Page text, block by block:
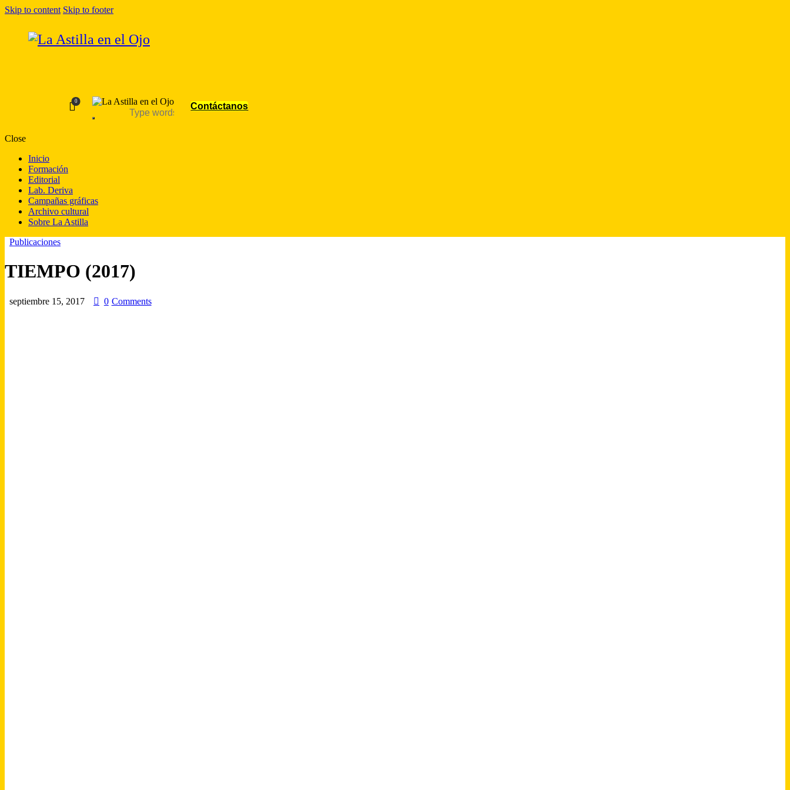
Skip to content Skip to footer
0 Contáctanos
Close
Inicio
Formación
Editorial
Lab. Deriva
Campañas gráficas
Archivo cultural
Sobre La Astilla
Publicaciones
TIEMPO (2017)
septiembre 15, 2017 0 Comments